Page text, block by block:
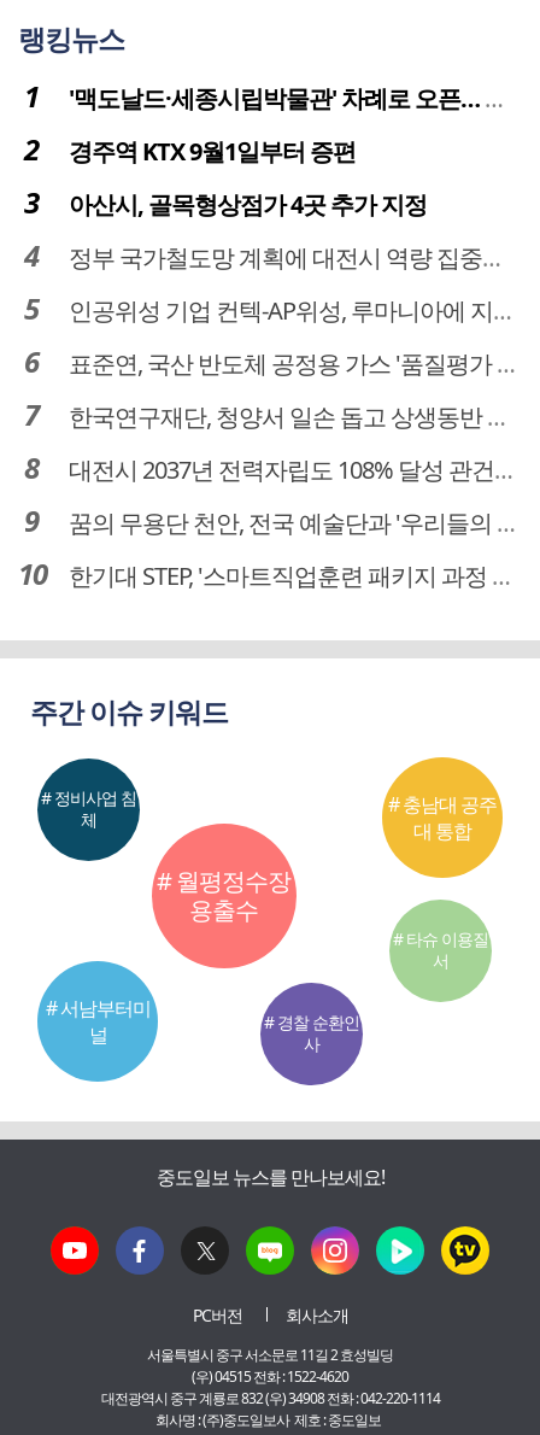
랭킹뉴스
'맥도날드·세종시립박물관' 차례로 오픈… 고운동 정주여건 좋아진다
경주역 KTX 9월1일부터 증편
아산시, 골목형상점가 4곳 추가 지정
정부 국가철도망 계획에 대전시 역량 집중해야
인공위성 기업 컨텍-AP위성, 루마니아에 지상국 시스템 전수
표준연, 국산 반도체 공정용 가스 '품질평가 체계' 구축
한국연구재단, 청양서 일손 돕고 상생동반 친구맺기 봉사활동
대전시 2037년 전력자립도 108% 달성 관건은 '주민 수용성'
꿈의 무용단 천안, 전국 예술단과 '우리들의 하모니' 선보여
한기대 STEP, '스마트직업훈련 패키지 과정 3기' 모집
주간 이슈 키워드
# 월평정수장
용출수
# 서남부터미
널
# 충남대 공주
대 통합
# 정비사업 침
체
# 경찰 순환인
사
# 타슈 이용질
서
중도일보 뉴스를 만나보세요!
PC버전 회사소개
서울특별시 중구 서소문로 11길 2 효성빌딩
(우) 04515 전화 : 1522-4620
대전광역시 중구 계룡로 832 (우) 34908 전화 : 042-220-1114
회사명 : (주)중도일보사 제호 : 중도일보